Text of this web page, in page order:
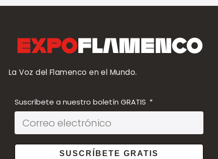
La Voz del Flamenco en el Mundo.
Suscríbete a nuestro boletín GRATIS
SUSCRÍBETE GRATIS